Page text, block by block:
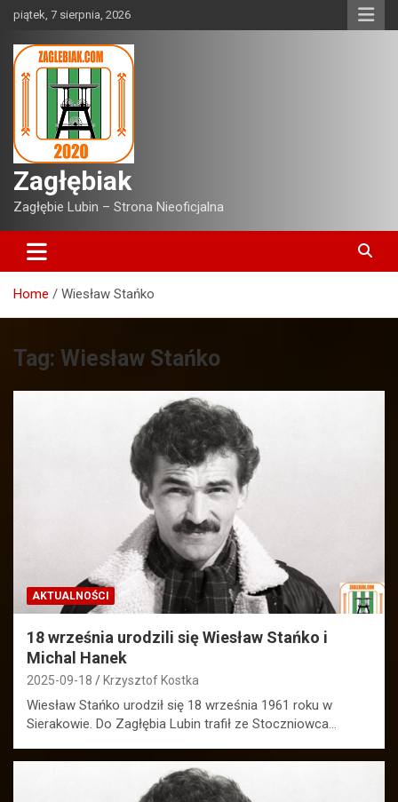
Skip
content
piątek, 7 sierpnia, 2026
Zagłębiak
Zagłębie Lubin – Strona Nieoficjalna
Home Wiesław Stańko
Tag: Wiesław Stańko
AKTUALNOŚCI
18 września urodzili się Wiesław Stańko i
Michal Hanek
2025-09-18 Krzysztof Kostka
Wiesław Stańko urodził się 18 września 1961 roku w
Sierakowie. Do Zagłębia Lubin trafił ze Stoczniowca…